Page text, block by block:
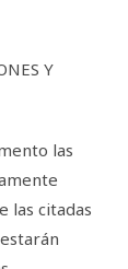
Y
las
las citadas